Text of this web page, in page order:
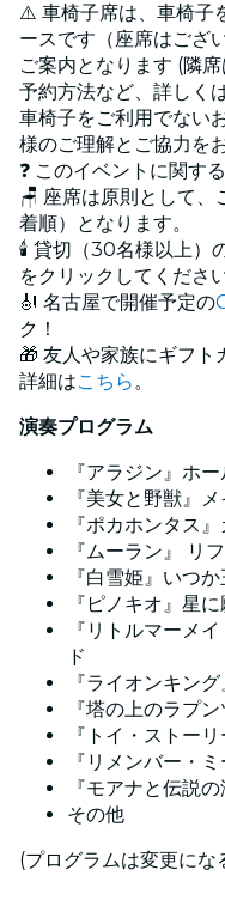
⚠️ 車椅子席は、車椅子
ースです（座席はござ
ご案内となります (隣
予約方法など、詳しく
車椅子をご利用でない
様のご理解とご協力を
❓ このイベントに関す
🪑 座席は原則として
着順）となります。
🕯️ 貸切（30名様以上）
をクリックしてください
🎻 名古屋で開催予定の
ク！
🎁 友人や家族にギフト
詳細はこちら。
演奏プログラム
『アラジン』ホ
『美女と野獣』
『ポカホンタス
『ムーラン』 リ
『白雪姫』いつ
『ピノキオ』星
『リトルマーメ
ド
『ライオンキン
『塔の上のラプ
『トイ・ストー
『リメンバー・
『モアナと伝説
その他
(プログラムは変更にな